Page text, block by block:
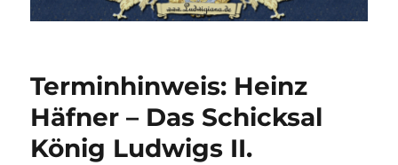
Terminhinweis: Heinz
Häfner – Das Schicksal
König Ludwigs II.